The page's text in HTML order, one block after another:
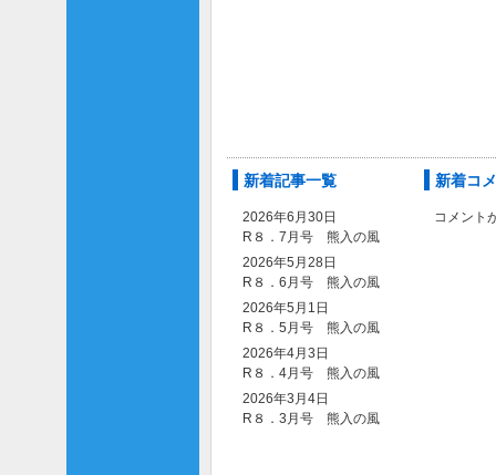
新着記事一覧
2026年6月30日
R８．7月号 熊入の風
2026年5月28日
R８．6月号 熊入の風
2026年5月1日
R８．5月号 熊入の風
2026年4月3日
R８．4月号 熊入の風
2026年3月4日
R８．3月号 熊入の風
新着コ
コメント